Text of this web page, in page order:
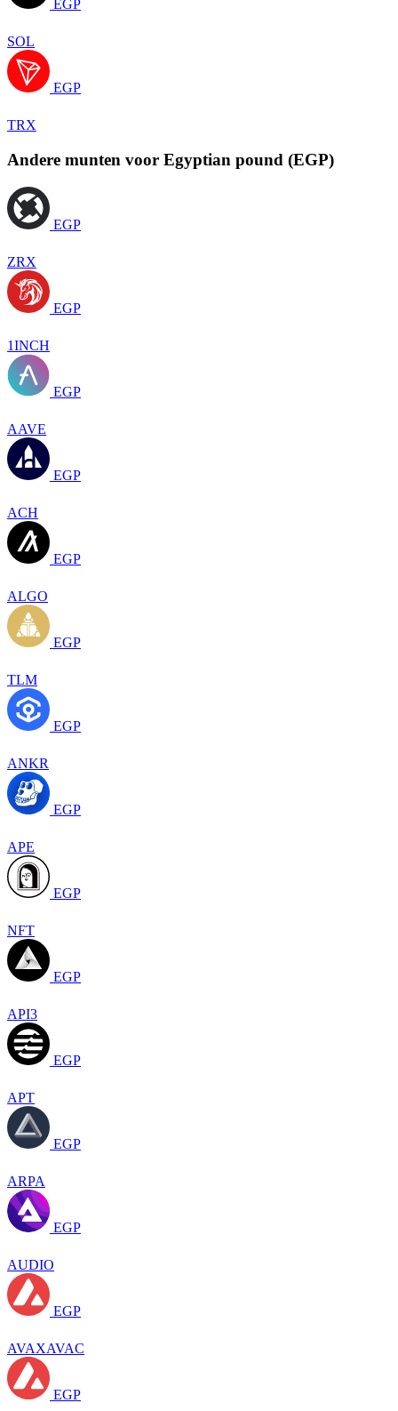
EGP
SOL
EGP
TRX
Andere munten voor Egyptian pound (EGP)
EGP
ZRX
EGP
1INCH
EGP
AAVE
EGP
ACH
EGP
ALGO
EGP
TLM
EGP
ANKR
EGP
APE
EGP
NFT
EGP
API3
EGP
APT
EGP
ARPA
EGP
AUDIO
EGP
AVAXAVAC
EGP